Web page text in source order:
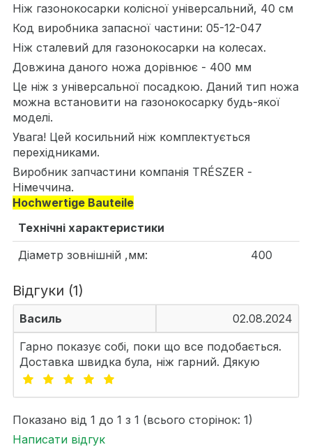
Ніж газонокосарки колісної універсальний, 40 см
Код виробника запасної частини: 05-12-047
Ніж сталевий для газонокосарки на колесах.
Довжина даного ножа дорівнює - 400 мм
Це ніж з універсальної посадкою. Даний тип ножа
можна встановити на газонокосарку будь-якої
моделі.
Увага! Цей косильний ніж комплектується
перехідниками.
Виробник запчастини компанія TRÉSZER -
Німеччина.
Hochwertige Bauteile
Технічні характеристики
Діаметр зовнішній ,мм:
400
Відгуки (1)
Василь
02.08.2024
Гарно показує собі, поки що все подобається.
Доставка швидка була, ніж гарний. Дякую
Показано від 1 до 1 з 1 (всього сторінок: 1)
Написати відгук